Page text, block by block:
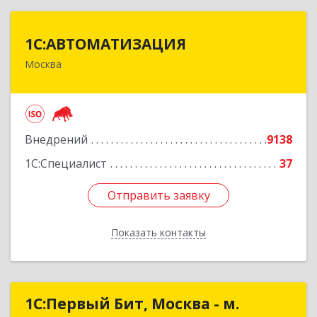
1С:АВТОМАТИЗАЦИЯ
Москва
Внедрений
9138
1С:Специалист
37
Отправить заявку
Показать контакты
111024, Москва г, Энтузиастов 1-я ул, дом №
Отправить заявку
Назад
1С:Первый Бит, Москва - м.
1С:Первый Бит, Москва - м.